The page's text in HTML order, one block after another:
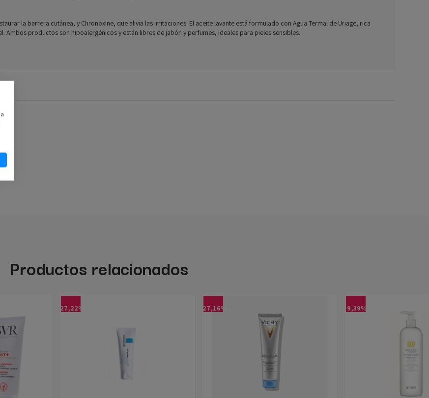
la barrera cutánea, y Chronoxine, que alivia las irritaciones. El aceite lavante está formulado con Agua Termal de Uriage, rica
Ambos productos son hipoalergénicos y están libres de jabón y perfumes, ideales para pieles sensibles.
Productos relacionados
-27,22% -27,16% -9,39%